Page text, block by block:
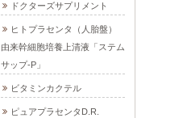
ドクターズサプリメント
ヒトプラセンタ（人胎盤）
由来幹細胞培養上清液「ステム
サップ-P」
ビタミンカクテル
ピュアプラセンタD.R.